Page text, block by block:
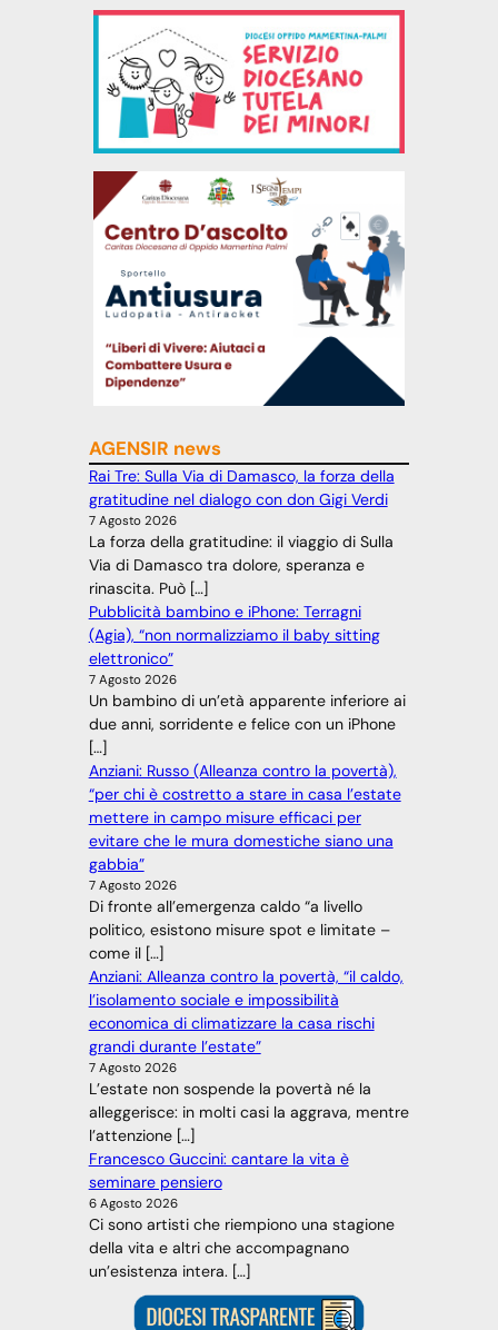
AGENSIR news
Rai Tre: Sulla Via di Damasco, la forza della
gratitudine nel dialogo con don Gigi Verdi
7 Agosto 2026
La forza della gratitudine: il viaggio di Sulla
Via di Damasco tra dolore, speranza e
rinascita. Può […]
Pubblicità bambino e iPhone: Terragni
(Agia), “non normalizziamo il baby sitting
elettronico”
7 Agosto 2026
Un bambino di un’età apparente inferiore ai
due anni, sorridente e felice con un iPhone
[…]
Anziani: Russo (Alleanza contro la povertà),
“per chi è costretto a stare in casa l’estate
mettere in campo misure efficaci per
evitare che le mura domestiche siano una
gabbia”
7 Agosto 2026
Di fronte all’emergenza caldo “a livello
politico, esistono misure spot e limitate –
come il […]
Anziani: Alleanza contro la povertà, “il caldo,
l’isolamento sociale e impossibilità
economica di climatizzare la casa rischi
grandi durante l’estate”
7 Agosto 2026
L’estate non sospende la povertà né la
alleggerisce: in molti casi la aggrava, mentre
l’attenzione […]
Francesco Guccini: cantare la vita è
seminare pensiero
6 Agosto 2026
Ci sono artisti che riempiono una stagione
della vita e altri che accompagnano
un’esistenza intera. […]